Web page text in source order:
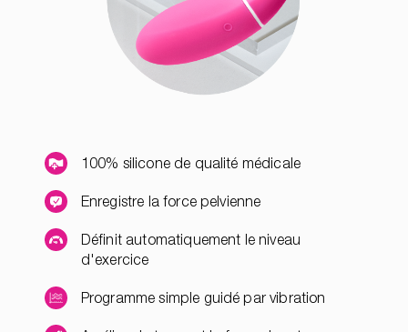
100% silicone de qualité médicale
Enregistre la force pelvienne
Définit automatiquement le niveau
d'exercice
Programme simple guidé par vibration